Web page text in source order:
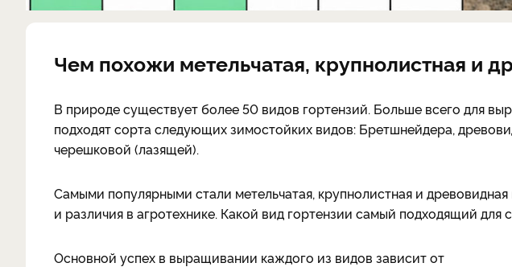
Чем похожи метельчатая, крупнолистная и
В природе существует более 50 видов гортензий. Больше всего для
подходят сорта следующих зимостойких видов: Бретшнейдера,
черешковой (лазящей).
Самыми популярными стали метельчатая, крупнолистная и
и различия в агротехнике. Какой вид гортензии самый подходящий для
Основной успех в выращивании каждого из видов зависит от